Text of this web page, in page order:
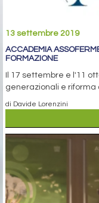
13 settembre 2019
ACCADEMIA
FORMAZIONE
Il 17 settembre e l'11
generazionali e riforma
di Davide Lorenzini